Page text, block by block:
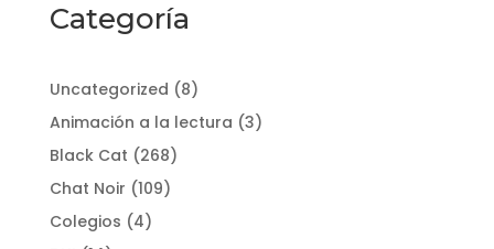
Categoría
Uncategorized 88
productos
Animación a la lectura 33
Black Cat 268268
productos
Chat Noir 109109
Colegios 44